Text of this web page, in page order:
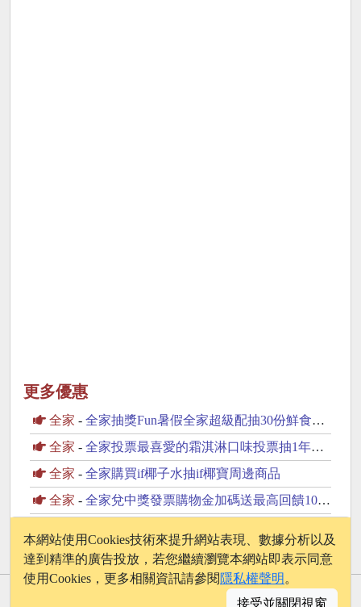
更多優惠
全家 - 全家抽獎Fun暑假全家超級配抽30份鮮食咖啡飲品
全家 - 全家投票最喜愛的霜淇淋口味投票抽1年份霜淇淋
全家 - 全家購買if椰子水抽if椰寶周邊商品
全家 - 全家兌中獎發票購物金加碼送最高回饋100元購物金
© 2026 - onelife.tw
本網站使用Cookies技術來提升網站表現、數據分析以及
達到精準的廣告投放，若您繼續瀏覽本網站即表示同意
使用Cookies，更多相關資訊請參閱 隱私權聲明 。
接受並關閉視窗